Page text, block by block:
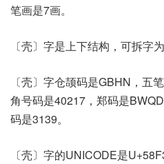
笔画是7画。
〔壳〕字是上下结构，可拆字
〔壳〕字仓颉码是GBHN，五
角号码是40217，郑码是
码是3139。
〔壳〕字的UNICODE是